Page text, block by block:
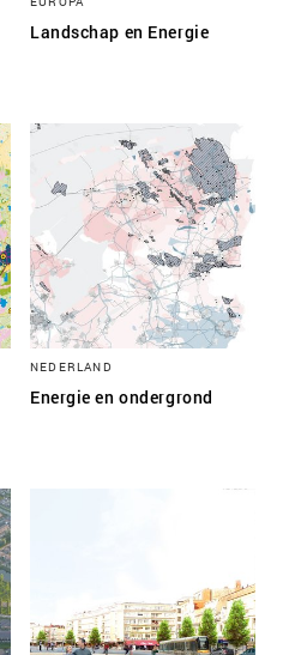
Landschap en Energie
NEDERLAND
Energie en ondergrond